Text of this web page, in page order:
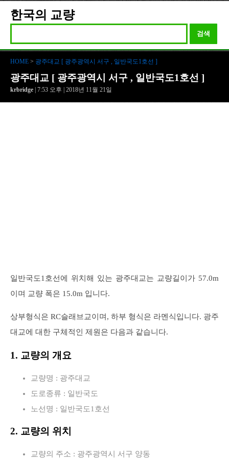
한국의 교량
검색
HOME > 광주대교 [ 광주광역시 서구 , 일반국도1호선 ]
광주대교 [ 광주광역시 서구 , 일반국도1호선 ]
krbridge | 7:53 오후 | 2018년 11월 21일
일반국도1호선에 위치해 있는 광주대교는 교량길이가 57.0m
이며 교량 폭은 15.0m 입니다.
상부형식은 RC슬래브교이며, 하부 형식은 라멘식입니다. 광주
대교에 대한 구체적인 제원은 다음과 같습니다.
1. 교량의 개요
교량명 : 광주대교
도로종류 : 일반국도
노선명 : 일반국도1호선
2. 교량의 위치
교량의 주소 : 광주광역시 서구 양동